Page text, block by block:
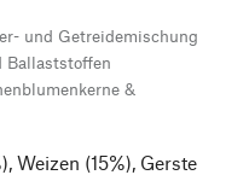
und Getreidemischung
Ballaststoffen
&
Weizen (15%), Gerste